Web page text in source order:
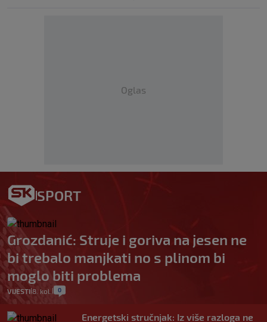
Oglas
SPORT
Grozdanić: Struje i goriva na jesen ne
bi trebalo manjkati no s plinom bi
moglo biti problema
VIJESTI 8. kol. 0
Energetski stručnjak: Iz više razloga ne